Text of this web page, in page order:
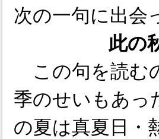
次の一句に出会
此の
この句を読む
季のせいもあっ
の夏は真夏日・